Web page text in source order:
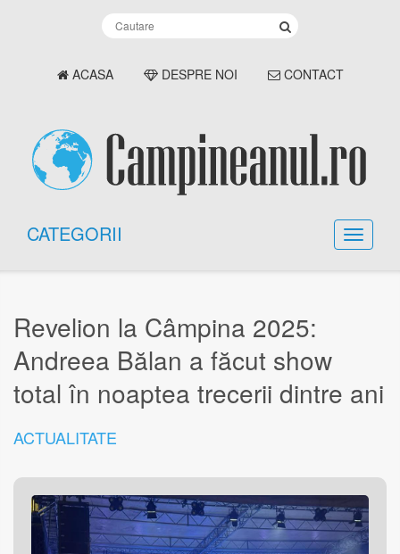
ACASA DESPRE NOI CONTACT
CATEGORII
Revelion la Câmpina 2025:
Andreea Bălan a făcut show
total în noaptea trecerii dintre ani
ACTUALITATE